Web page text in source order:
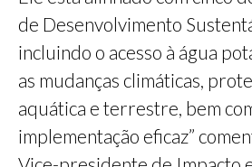
de Desenvolvimento
incluindo o acesso à água
as mudanças climáticas,
aquática e terrestre, bem
implementação eficaz”